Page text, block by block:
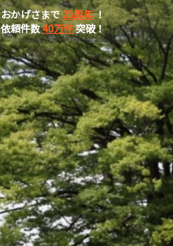
おかげさまで25周年！
依頼件数40万件突破！